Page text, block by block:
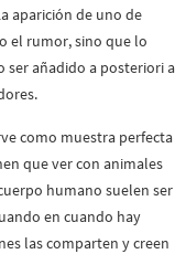
aparición de uno de
el rumor, sino que lo
ser añadido a posteriori a
como muestra perfecta
que ver con animales
humano suelen ser
en cuando hay
las comparten y creen